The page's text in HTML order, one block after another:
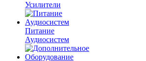
Усилители
Питание
Аудиосистем